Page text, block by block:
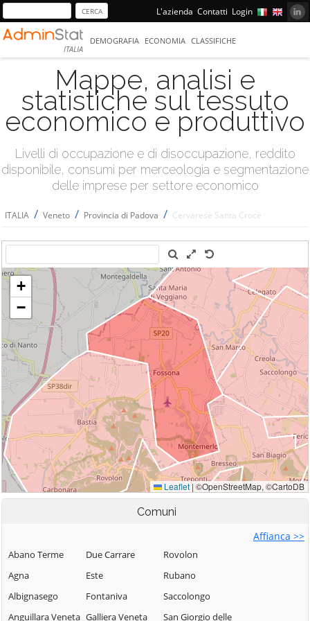
L'azienda Contatti Login
ITALIA
DEMOGRAFIA ECONOMIA CLASSIFICHE
Mappe, analisi e
statistiche sul tessuto
economico e produttivo
Livelli di occupazione e di disoccupazione, reddito
disponibile, consumi per merceologia e segmentazione
delle imprese per settore economico
ITALIA / Veneto / Provincia di Padova / Cervarese Santa Croce
Comuni
Affianca >>
Abano Terme
Agna
Albignasego
Anguillara Veneta
Due Carrare
Este
Fontaniva
Galliera Veneta
Rovolon
Rubano
Saccolongo
San Giorgio delle